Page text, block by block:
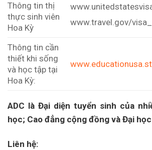
Thông tin thị
thực sinh viên
Hoa Kỳ
www.travel.gov/
Thông tin cần
thiết khi sống
và học tập tại
Hoa Kỳ:
ADC là Đại diện tuyển sinh của
học; Cao đẳng cộng đồng và Đại
Liên hệ: